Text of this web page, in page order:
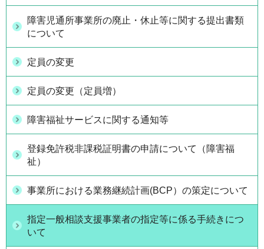
障害児通所事業所の廃止・休止等に関する提出書類
について
定員の変更
定員の変更（定員増）
障害福祉サービスに関する通知等
登録免許税非課税証明書の申請について（障害福
祉）
事業所における業務継続計画(BCP）の策定について
指定一般相談支援事業者の指定等に係る手続きにつ
いて